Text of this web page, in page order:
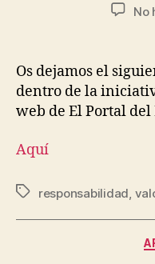
No
Os dejamos el
dentro de la
web de El Portal
Aquí
responsabilidad,